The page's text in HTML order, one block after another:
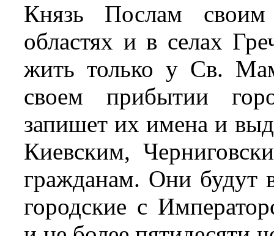
Князь Послам
областях и в селах
жить только у Св.
своем прибытии
запишет их имена и
Киевским,
гражданам. Они будут
городские с